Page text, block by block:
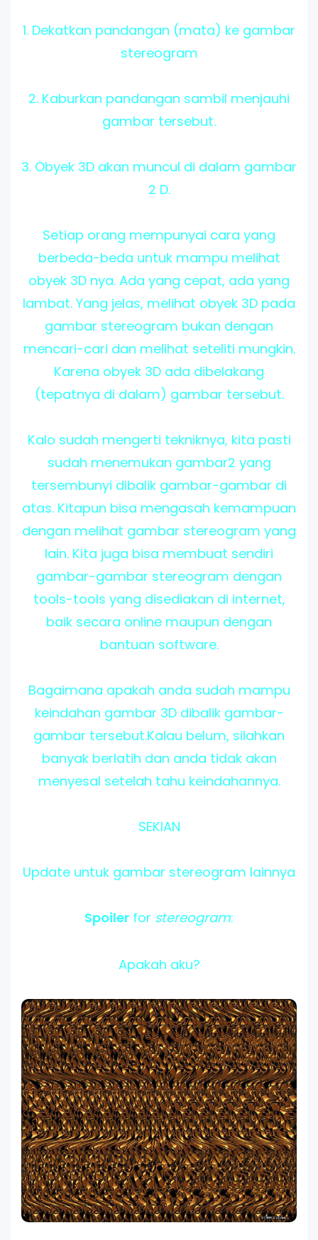
1. Dekatkan pandangan (mata) ke gambar
stereogram
2. Kaburkan pandangan sambil menjauhi
gambar tersebut.
3. Obyek 3D akan muncul di dalam gambar
2 D.
Setiap orang mempunyai cara yang
berbeda-beda untuk mampu melihat
obyek 3D nya. Ada yang cepat, ada yang
lambat. Yang jelas, melihat obyek 3D pada
gambar stereogram bukan dengan
mencari-cari dan melihat seteliti mungkin.
Karena obyek 3D ada dibelakang
(tepatnya di dalam) gambar tersebut.
Kalo sudah mengerti tekniknya, kita pasti
sudah menemukan gambar2 yang
tersembunyi dibalik gambar-gambar di
atas. Kitapun bisa mengasah kemampuan
dengan melihat gambar stereogram yang
lain. Kita juga bisa membuat sendiri
gambar-gambar stereogram dengan
tools-tools yang disediakan di internet,
baik secara online maupun dengan
bantuan software.
Bagaimana apakah anda sudah mampu
keindahan gambar 3D dibalik gambar-
gambar tersebut.Kalau belum, silahkan
banyak berlatih dan anda tidak akan
menyesal setelah tahu keindahannya.
SEKIAN
Update untuk gambar stereogram lainnya
Spoiler for stereogram:
Apakah aku?